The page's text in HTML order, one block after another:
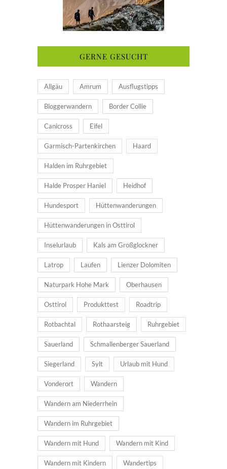
GERNE GESUCHT
Allgäu Amrum Ausflugstipps
Bloggerwandern Border Collie
Canicross Eifel
Garmisch-Partenkirchen Haard
Halden im Ruhrgebiet
Halde Prosper Haniel Heidhof
Hundesport Hüttenwanderungen
Hüttenwanderungen in Osttirol
Inselurlaub Kals am Großglockner
Latrop Laufen Lienzer Dolomiten
Naturpark Hohe Mark Oberhausen
Osttirol Produkttest Roadtrip
Rotbachtal Rothaarsteig Ruhrgebiet
Sauerland Schmallenberger Sauerland
Siegerland Sylt Urlaub mit Hund
Vonderort Wandern
Wandern am Niederrhein
Wandern im Ruhrgebiet
Wandern mit Hund Wandern mit Kind
Wandern mit Kindern Wandertips